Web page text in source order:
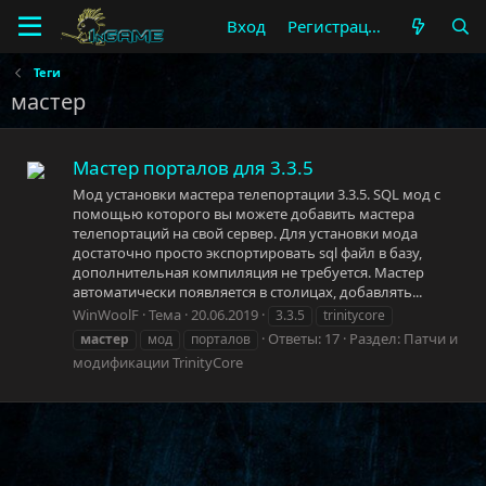
Вход Регистрация
Теги
мастер
Мастер порталов для 3.3.5
Мод установки мастера телепортации 3.3.5. SQL мод с
помощью которого вы можете добавить мастера
телепортаций на свой сервер. Для установки мода
достаточно просто экспортировать sql файл в базу,
дополнительная компиляция не требуется. Мастер
автоматически появляется в столицах, добавлять...
WinWoolF Тема 20.06.2019 3.3.5
trinitycore
мастер
мод порталов Ответы: 17 Раздел: Патчи и
модификации TrinityCore